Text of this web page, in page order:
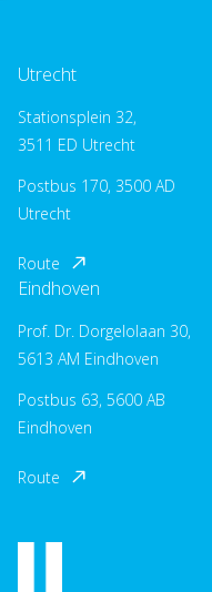
Utrecht
Stationsplein 32,
3511 ED Utrecht
Postbus 170, 3500 AD
Utrecht
Route
Eindhoven
Prof. Dr. Dorgelolaan 30,
5613 AM Eindhoven
Postbus 63, 5600 AB
Eindhoven
Route